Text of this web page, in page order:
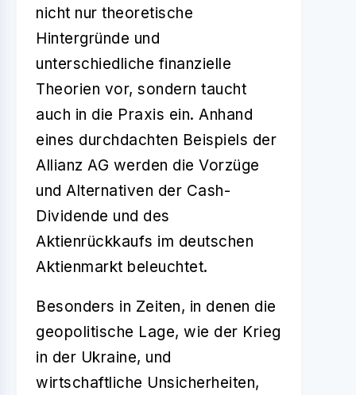
nicht nur theoretische
Hintergründe und
unterschiedliche finanzielle
Theorien vor, sondern taucht
auch in die Praxis ein. Anhand
eines durchdachten Beispiels der
Allianz AG werden die Vorzüge
und Alternativen der Cash-
Dividende und des
Aktienrückkaufs im deutschen
Aktienmarkt beleuchtet.
Besonders in Zeiten, in denen die
geopolitische Lage, wie der Krieg
in der Ukraine, und
wirtschaftliche Unsicherheiten,